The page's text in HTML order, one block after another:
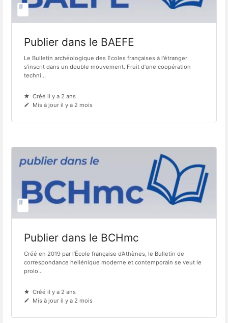
Publier dans le BAEFE
Le Bulletin archéologique des Ecoles françaises à l'étranger
s’inscrit dans un double mouvement. Fruit d’une coopération
techni...
Créé il y a 2 ans
Mis à jour il y a 2 mois
Publier dans le BCHmc
Créé en 2019 par l’École française d’Athènes, le Bulletin de
correspondance hellénique moderne et contemporain se veut le
prolo...
Créé il y a 2 ans
Mis à jour il y a 2 mois